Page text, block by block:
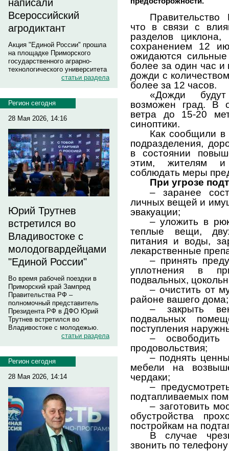
написали
Всероссийский
агродиктант
Акция "Единой России" прошла
на площадке Приморского
государственного аграрно-
технологического университета
статьи раздела
Регион сегодня
28 Мая 2026, 14:16
Юрий Трутнев
встретился во
Владивостоке с
молодогвардейцами
"Единой России"
Во время рабочей поездки в
Приморский край Зампред
Правительства РФ –
полномочный представитель
Президента РФ в ДФО Юрий
Трутнев встретился во
Владивостоке с молодежью.
статьи раздела
Регион сегодня
28 Мая 2026, 14:14
что в связи с
разделов
сохранением 12
ожидаются
более за один час
дожди с
более за 12 часов.
«Дожди будут
возможен град. В
ветра до 15-20
синоптики.
Как сообщили
подразделения,
в состоянии
этим, жителям и
соблюдать меры
При угрозе
– заранее
личных вещей и
эвакуации;
– уложить в
теплые вещи,
питания и воды,
лекарственные
– принять
уплотнения в
подвальных,
– очистить от
районе вашего дома;
– закрыть
подвальных
поступления
–
продовольствия;
– поднять
мебели на
чердаки;
–
подтапливаемых
– заготовить
обустройства
постройкам на
В случае
звонить по